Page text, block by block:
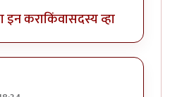
इन कराकिंवासदस्य व्हा